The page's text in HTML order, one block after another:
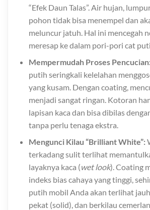
“Efek Daun Talas”. Air hujan,
pohon tidak bisa menempel dan
meluncur jatuh. Hal ini mencegah
meresap ke dalam pori-pori cat
Mempermudah Proses
putih seringkali kelelahan
yang kusam. Dengan coating,
menjadi sangat ringan. Kotoran
lapisan kaca dan bisa dibilas
tanpa perlu tenaga ekstra.
Mengunci Kilau “Brilliant White”:
terkadang sulit terlihat
layaknya kaca (wet look). Coating
indeks bias cahaya yang tinggi,
putih mobil Anda akan terlihat
pekat (solid), dan berkilau